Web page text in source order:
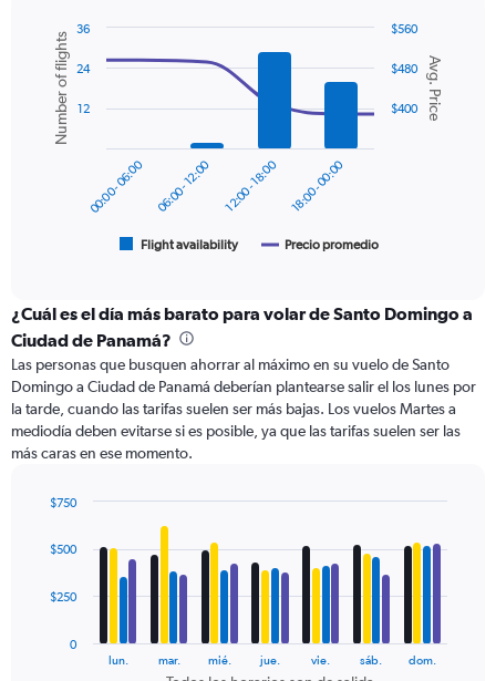
axis
displaying
values.
Range:
Combination
chart
with
data
series.
displaying
categories.
Range:
6
categories.
The
chart
has
displaying
Avg.
and
Chart
graphic.
Avg. Price
Number of flights
Flight availability Precio promedio
00:00 - 06:00 06:00 - 12:00 12:00 - 18:00 18:00 - 00:00
$400
$480
$560
12
24
36
¿Cuál es el día más barato para volar de Santo Domingo a
Ciudad de Panamá?
Las personas que busquen ahorrar al máximo en su vuelo de Santo
Domingo a Ciudad de Panamá deberían plantearse salir el los lunes por
la tarde, cuando las tarifas suelen ser más bajas. Los vuelos Martes a
mediodía deben evitarse si es posible, ya que las tarifas suelen ser las
más caras en ese momento.
chart
with
data
lun. mar. mié. jue. vie. sáb. dom.
0
$250
$500
$750